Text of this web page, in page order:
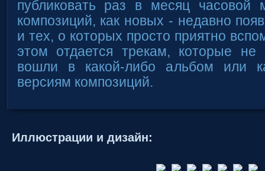
публиковать раз в месяц часовой
композиций, как новых - недавно
и тех, о которых просто приятно
этом отдается трекам, которые
вошли в какой-либо альбом или
версиям композиций.
Иллюстрации и дизайн: